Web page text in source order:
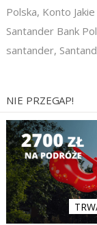
Polska, Konto Jakie
Santander Bank
santander,
NIE PRZEGAP!